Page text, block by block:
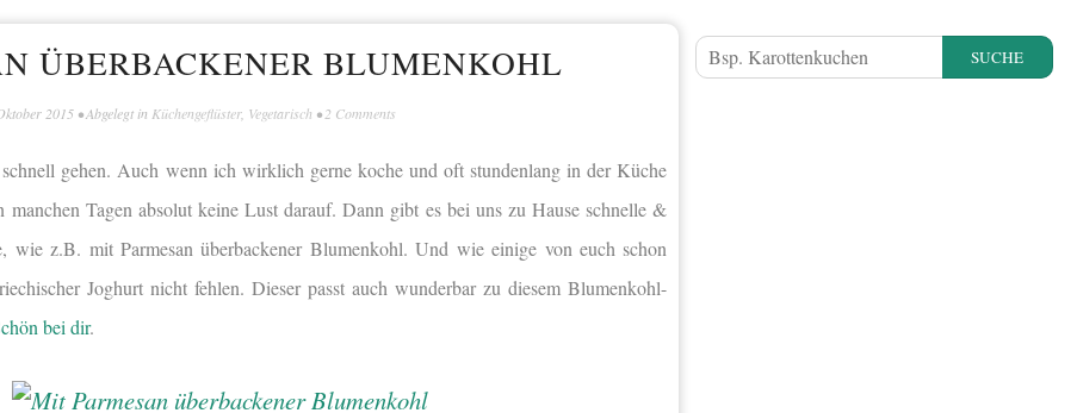
ÜBERBACKENER BLUMENKOHL
2015 • Abgelegt in Küchengeflüster, Vegetarisch •2 Comments
schnell gehen. Auch wenn ich wirklich gerne koche und oft stundenlang in der Küche
manchen Tagen absolut keine Lust darauf. Dann gibt es bei uns zu Hause schnelle &
wie z.B. mit Parmesan überbackener Blumenkohl. Und wie einige von euch schon
Joghurt nicht fehlen. Dieser passt auch wunderbar zu diesem Blumenkohl-
bei dir.
SUCHE